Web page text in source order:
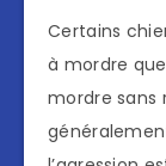
Certains
à mordre
mordre sans